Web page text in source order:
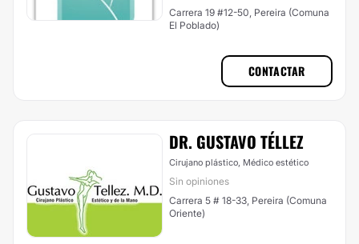
Carrera 19 #12-50, Pereira (Comuna
El Poblado)
CONTACTAR
DR. GUSTAVO TÉLLEZ
Cirujano plástico, Médico estético
Sin opiniones
Carrera 5 # 18-33, Pereira (Comuna
Oriente)